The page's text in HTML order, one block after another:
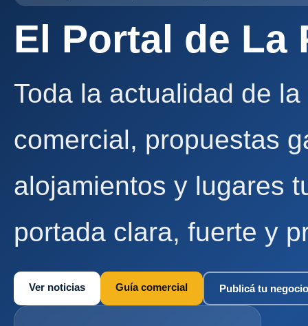
El Portal de La
Toda la actualidad de
comercial, propuestas
alojamientos y lugares
portada clara, fuerte y
Ver noticias Guía comercial Publicá tu negocio